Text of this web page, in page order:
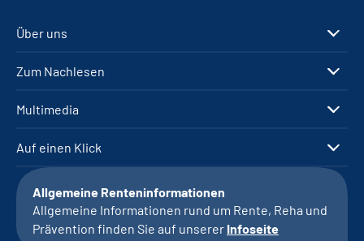
Über uns
Zum Nachlesen
Multimedia
Auf einen Klick
Allgemeine Renteninformationen
Allgemeine Informationen rund um Rente, Reha und
Prävention finden Sie auf unserer Infoseite